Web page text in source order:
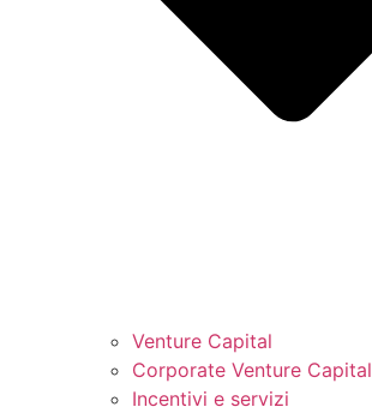
Venture Capital
Corporate Venture Capital
Incentivi e servizi